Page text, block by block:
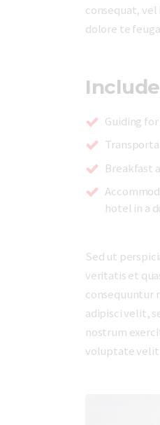
consequat,
dolore te
Guiding for
Breakfast
hotel in a
Sed ut
veritatis et
consequuntur
adipisci velit,
nostrum
voluptate velit